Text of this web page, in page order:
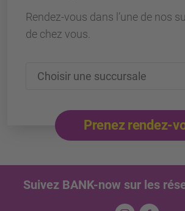
Rendez-vous dans l’une de nos
de chez vous.
Prenez rendez-
Suivez BANK-now sur les